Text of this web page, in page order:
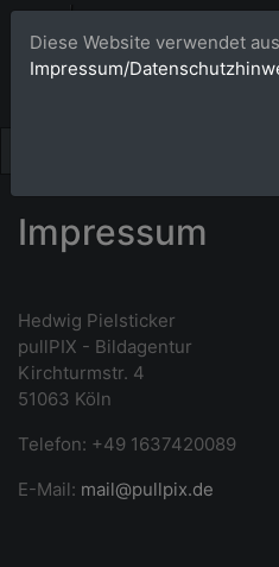
Impressum
Hedwig Pielsticker
pullPIX - Bildagentur
Kirchturmstr. 4
51063 Köln
Telefon: +49 1637420089
E-Mail: mail@pullpix.de
Diese Website verwendet
Impressum/